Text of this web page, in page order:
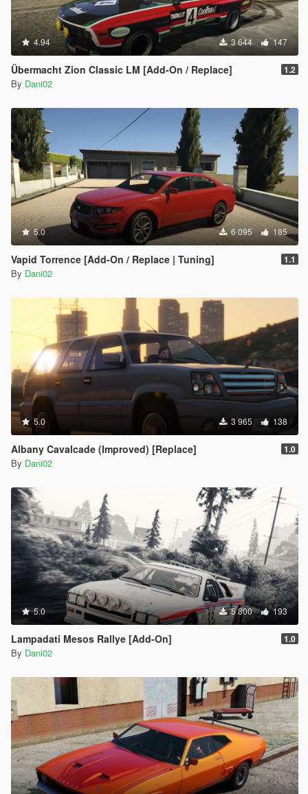
4.94 3 644 147
Übermacht Zion Classic LM [Add-On / Replace] 1.2
By Dani02
5.0 6 095 185
Vapid Torrence [Add-On / Replace | Tuning] 1.1
By Dani02
5.0 3 965 138
Albany Cavalcade (Improved) [Replace] 1.0
By Dani02
5.0 5 800 193
Lampadati Mesos Rallye [Add-On] 1.0
By Dani02